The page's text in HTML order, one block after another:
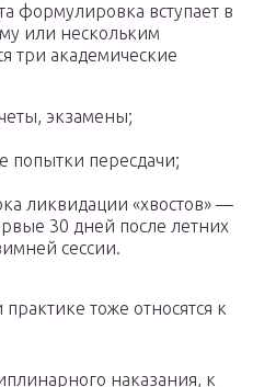
формулировка вступает в
или нескольким
три академические
экзамены;
попытки пересдачи;
ликвидации «хвостов» —
30 дней после летних
сессии.
тоже относятся к
наказания, к